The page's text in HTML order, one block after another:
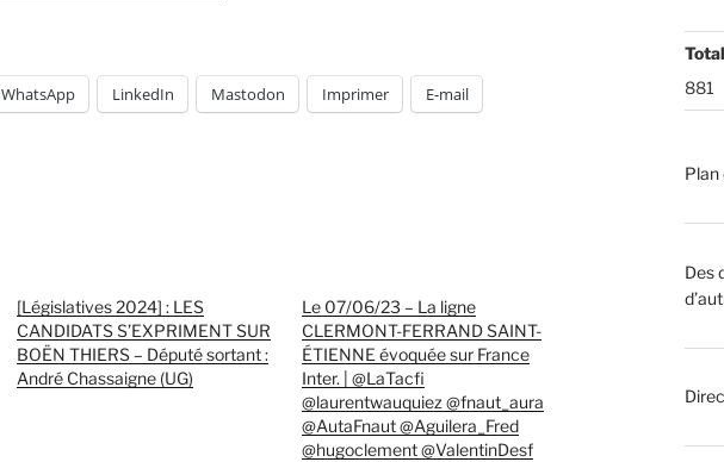
WhatsApp LinkedIn Mastodon Imprimer E-mail
[Législatives 2024] : LES
CANDIDATS S’EXPRIMENT SUR
BOËN THIERS – Député sortant :
André Chassaigne (UG)
Le 07/06/23 – La ligne
CLERMONT-FERRAND SAINT-
ÉTIENNE évoquée sur France
Inter. | @LaTacfi
@laurentwauquiez @fnaut_aura
@AutaFnaut @Aguilera_Fred
@hugoclement @ValentinDesf
881
Plan
Des